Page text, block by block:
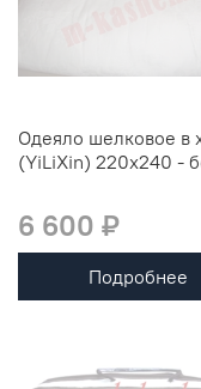
Одеяло шелковое в
(YiLiXin) 220x240 -
6 600 ₽
Подробнее